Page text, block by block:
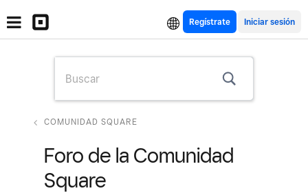
Regístrate
COMUNIDAD SQUARE
Foro de la Comunidad
Square